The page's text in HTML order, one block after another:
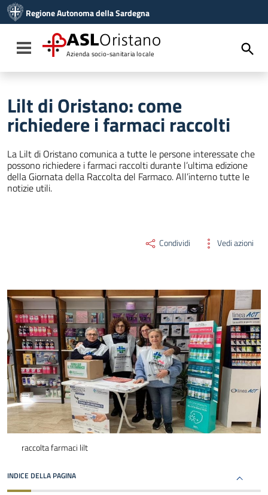
Vai al menu di navigazione
Vai al footer
Regione Autonoma della Sardegna
Toggle navigation
ASLOristano
Azienda socio-sanitaria locale
Lilt di Oristano: come
richiedere i farmaci raccolti
La Lilt di Oristano comunica a tutte le persone interessate che
possono richiedere i farmaci raccolti durante l’ultima edizione
della Giornata della Raccolta del Farmaco. All’interno tutte le
notizie utili.
Condividi Vedi azioni
raccolta farmaci lilt
INDICE DELLA PAGINA